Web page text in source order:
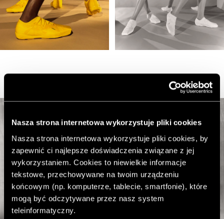
Nasza strona internetowa wykorzystuje pliki cookies
Nasza strona internetowa wykorzystuje pliki cookies, by
zapewnić ci najlepsze doświadczenia związane z jej
wykorzystaniem. Cookies to niewielkie informacje
tekstowe, przechowywane na twoim urządzeniu
końcowym (np. komputerze, tablecie, smartfonie), które
mogą być odczytywane przez nasz system
teleinformatyczny.